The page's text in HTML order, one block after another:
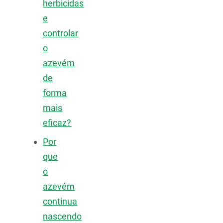
herbicidas
e
controlar
o
azevém
de
forma
mais
eficaz?
Por
que
o
azevém
continua
nascendo